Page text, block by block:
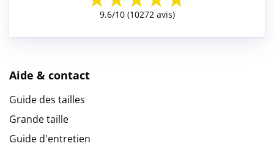
Aide & contact
Guide des tailles
Grande taille
Guide d'entretien